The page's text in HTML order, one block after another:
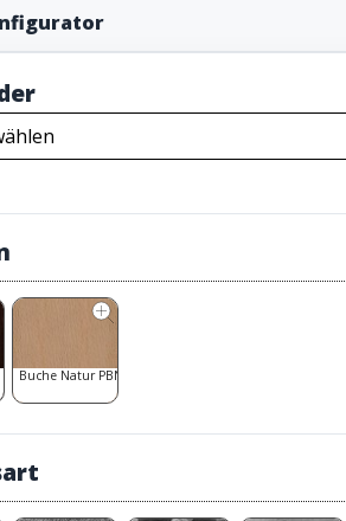
Buche Natur PBN1